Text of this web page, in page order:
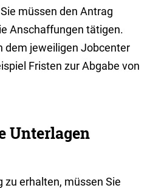
müssen den Antrag
Anschaffungen tätigen.
dem jeweiligen Jobcenter
Fristen zur Abgabe von
Unterlagen
zu erhalten, müssen Sie